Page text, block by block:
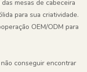
mesas de cabeceira
para sua criatividade.
OEM/ODM para
conseguir encontrar